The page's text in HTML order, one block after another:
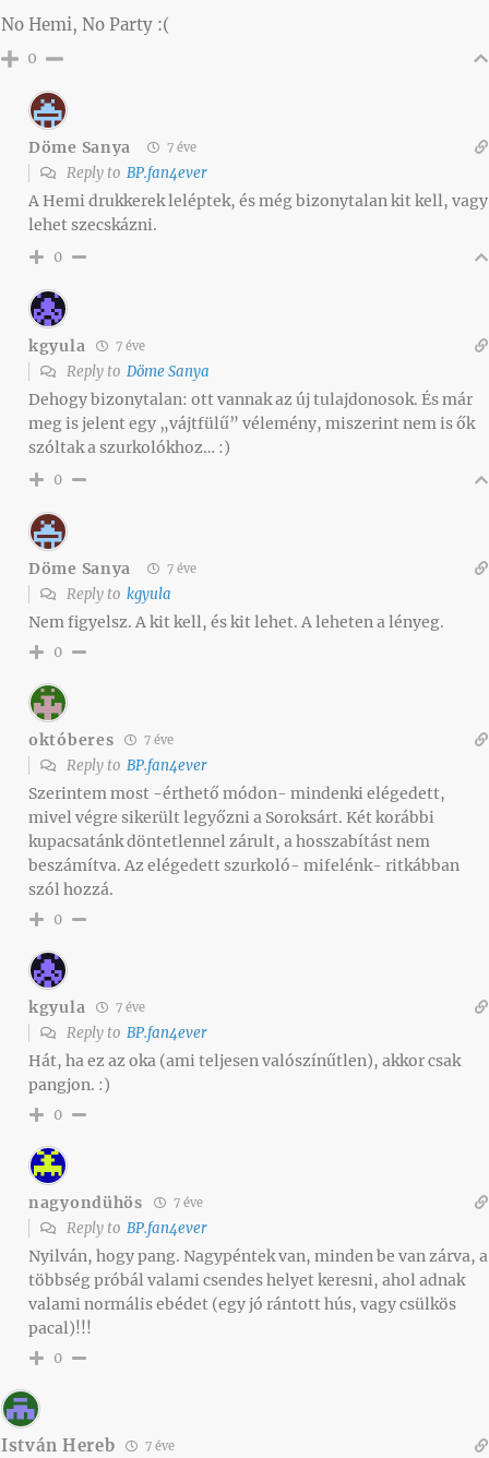
No Hemi, No Party :(
0
Döme Sanya 7 éve
Reply to BP.fan4ever
A Hemi drukkerek leléptek, és még bizonytalan kit kell, vagy
lehet szecskázni.
0
kgyula 7 éve
Reply to Döme Sanya
Dehogy bizonytalan: ott vannak az új tulajdonosok. És már
meg is jelent egy „vájtfülű” vélemény, miszerint nem is ők
szóltak a szurkolókhoz… :)
0
Döme Sanya 7 éve
Reply to kgyula
Nem figyelsz. A kit kell, és kit lehet. A leheten a lényeg.
0
októberes 7 éve
Reply to BP.fan4ever
Szerintem most -érthető módon- mindenki elégedett,
mivel végre sikerült legyőzni a Soroksárt. Két korábbi
kupacsatánk döntetlennel zárult, a hosszabítást nem
beszámítva. Az elégedett szurkoló- mifelénk- ritkábban
szól hozzá.
0
kgyula 7 éve
Reply to BP.fan4ever
Hát, ha ez az oka (ami teljesen valószínűtlen), akkor csak
pangjon. :)
0
nagyondühös 7 éve
Reply to BP.fan4ever
Nyilván, hogy pang. Nagypéntek van, minden be van zárva, a
többség próbál valami csendes helyet keresni, ahol adnak
valami normális ebédet (egy jó rántott hús, vagy csülkös
pacal)!!!
0
István Hereb 7 éve